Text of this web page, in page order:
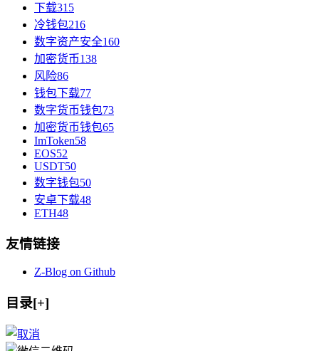
下载315
冷钱包216
数字资产安全160
加密货币138
风险86
钱包下载77
数字货币钱包73
加密货币钱包65
ImToken58
EOS52
USDT50
数字钱包50
安卓下载48
ETH48
友情链接
Z-Blog on Github
目录[+]